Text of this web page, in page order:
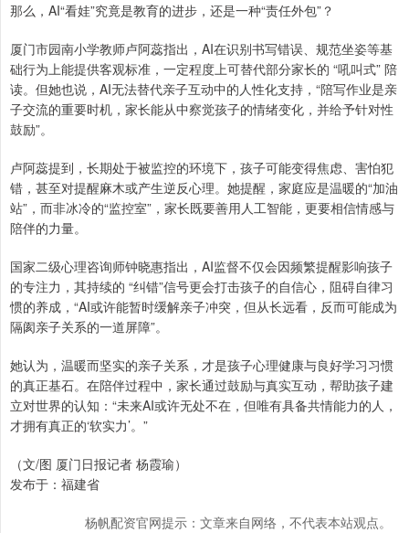
那么，AI“看娃”究竟是教育的进步，还是一种“责任外包”？
厦门市园南小学教师卢阿蕊指出，AI在识别书写错误、规范坐姿等基
础行为上能提供客观标准，一定程度上可替代部分家长的 “吼叫式” 陪
读。但她也说，AI无法替代亲子互动中的人性化支持，“陪写作业是亲
子交流的重要时机，家长能从中察觉孩子的情绪变化，并给予针对性
鼓励”。
卢阿蕊提到，长期处于被监控的环境下，孩子可能变得焦虑、害怕犯
错，甚至对提醒麻木或产生逆反心理。她提醒，家庭应是温暖的“加油
站”，而非冰冷的“监控室”，家长既要善用人工智能，更要相信情感与
陪伴的力量。
国家二级心理咨询师钟晓惠指出，AI监督不仅会因频繁提醒影响孩子
的专注力，其持续的 “纠错”信号更会打击孩子的自信心，阻碍自律习
惯的养成，“AI或许能暂时缓解亲子冲突，但从长远看，反而可能成为
隔阂亲子关系的一道屏障”。
她认为，温暖而坚实的亲子关系，才是孩子心理健康与良好学习习惯
的真正基石。在陪伴过程中，家长通过鼓励与真实互动，帮助孩子建
立对世界的认知：“未来AI或许无处不在，但唯有具备共情能力的人，
才拥有真正的‘软实力’。”
（文/图 厦门日报记者 杨霞瑜）
发布于：福建省
杨帆配资官网提示：文章来自网络，不代表本站观点。